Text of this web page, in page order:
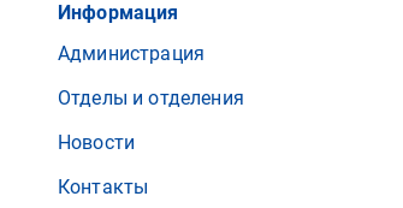
Информация
Администрация
Отделы и отделения
Новости
Контакты